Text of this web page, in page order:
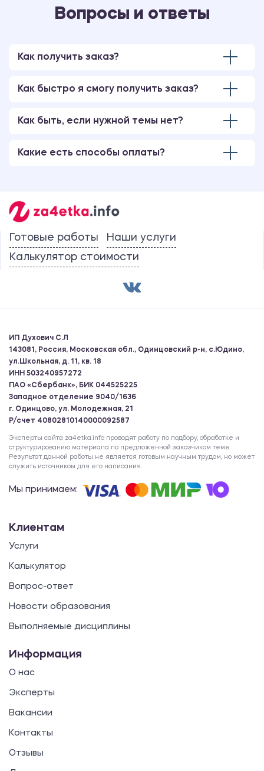
Вопросы и ответы
Как получить заказ?
Как быстро я смогу получить заказ?
Как быть, если нужной темы нет?
Какие есть способы оплаты?
Готовые работы
Наши услуги
Калькулятор стоимости
ИП Духович С.Л
143081, Россия, Московская обл., Одинцовский р-н, с.Юдино,
ул.Школьная, д. 11, кв. 18
ИНН 503240957272
ПАО «Сбербанк», БИК 044525225
Западное отделение 9040/1636
г. Одинцово, ул. Молодежная, 21
Р/счет 40802810140000092587
Эксперты сайта za4etka.info проводят работу по подбору, обработке и
структурированию материала по предложенной заказчиком теме.
Результат данной работы не является готовым научным трудом, но может
служить источником для его написания.
Мы принимаем:
Клиентам
Услуги
Калькулятор
Вопрос-ответ
Новости образования
Выполняемые дисциплины
Информация
О нас
Эксперты
Вакансии
Контакты
Отзывы